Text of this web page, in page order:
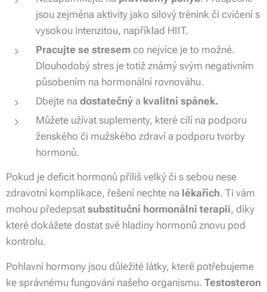
jsou zejména aktivity jako silový trénink či cvičení s
vysokou intenzitou, například HIIT.
Pracujte se stresem co nejvíce je to možné.
Dlouhodobý stres je totiž známý svým negativním
působením na hormonální rovnováhu.
Dbejte na dostatečný a kvalitní spánek.
Můžete užívat suplementy, které cílí na podporu
ženského či mužského zdraví a podporu tvorby
hormonů.
Pokud je deficit hormonů příliš velký či s sebou nese
zdravotní komplikace, řešení nechte na lékařích. Ti vám
mohou předepsat substituční hormonální terapii, díky
které dokážete dostat své hladiny hormonů znovu pod
kontrolu.
Pohlavní hormony jsou důležité látky, které potřebujeme
ke správnému fungování našeho organismu. Testosteron